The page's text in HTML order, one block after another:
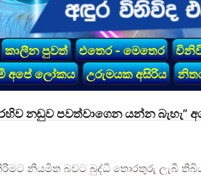
කාලීන පුවත් එතෙර - මෙතෙර
අපේ ලෝකය
උරුමයක අසිරිය
නඩුව පවත්වාගෙන යන්න බැහැ”
නියමිත බවට බුද්ධි තොරතුරු ලැබී